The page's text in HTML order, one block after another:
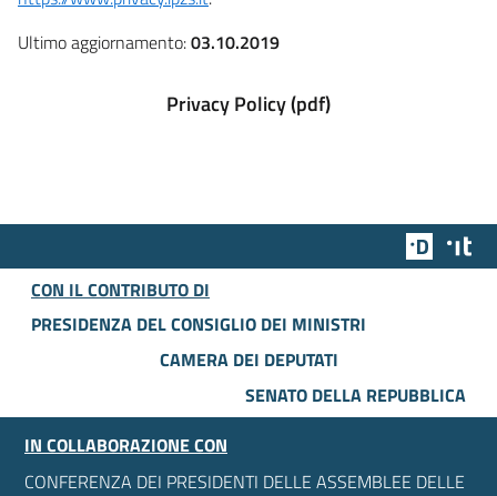
Ultimo aggiornamento:03.10.2019
Privacy Policy (pdf)
Team
CON IL CONTRIBUTO DI
PRESIDENZA DEL CONSIGLIO DEI MINISTRI
CAMERA DEI DEPUTATI
SENATO DELLA REPUBBLICA
IN COLLABORAZIONE CON
CONFERENZA DEI PRESIDENTI DELLE ASSEMBLEE DELLE